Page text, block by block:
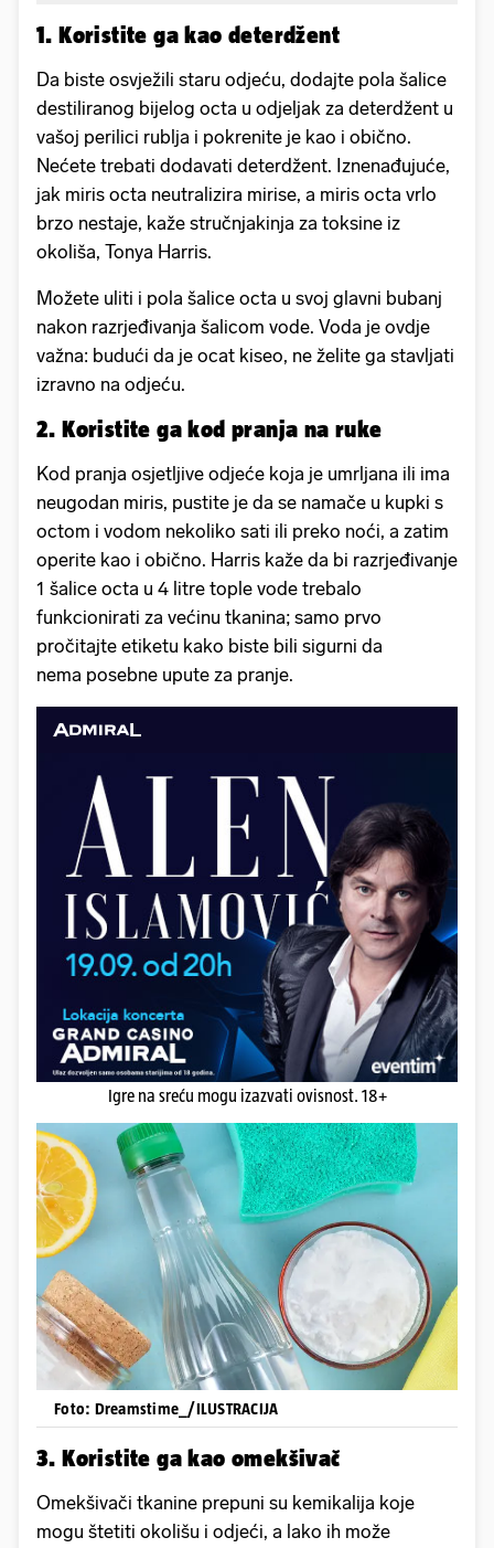
1. Koristite ga kao deterdžent
Da biste osvježili staru odjeću, dodajte pola šalice
destiliranog bijelog octa u odjeljak za deterdžent u
vašoj perilici rublja i pokrenite je kao i obično.
Nećete trebati dodavati deterdžent. Iznenađujuće,
jak miris octa neutralizira mirise, a miris octa vrlo
brzo nestaje, kaže stručnjakinja za toksine iz
okoliša, Tonya Harris.
Možete uliti i pola šalice octa u svoj glavni bubanj
nakon razrjeđivanja šalicom vode. Voda je ovdje
važna: budući da je ocat kiseo, ne želite ga stavljati
izravno na odjeću.
2. Koristite ga kod pranja na ruke
Kod pranja osjetljive odjeće koja je umrljana ili ima
neugodan miris, pustite je da se namače u kupki s
octom i vodom nekoliko sati ili preko noći, a zatim
operite kao i obično. Harris kaže da bi razrjeđivanje
1 šalice octa u 4 litre tople vode trebalo
funkcionirati za većinu tkanina; samo prvo
pročitajte etiketu kako biste bili sigurni da
nema posebne upute za pranje.
Igre na sreću mogu izazvati ovisnost. 18+
Foto: Dreamstime_/ILUSTRACIJA
3. Koristite ga kao omekšivač
Omekšivači tkanine prepuni su kemikalija koje
mogu štetiti okolišu i odjeći, a lako ih može